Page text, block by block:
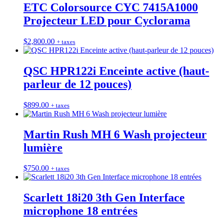
ETC Colorsource CYC 7415A1000
Projecteur LED pour Cyclorama
$2,800.00 + taxes
QSC HPR122i Enceinte active (haut-
parleur de 12 pouces)
$899.00 + taxes
Martin Rush MH 6 Wash projecteur
lumière
$750.00 + taxes
Scarlett 18i20 3th Gen Interface
microphone 18 entrées